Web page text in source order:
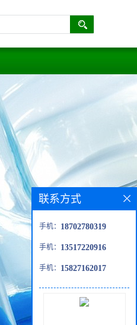
联系方式
手机： 18702780319
手机： 13517220916
手机： 15827162017